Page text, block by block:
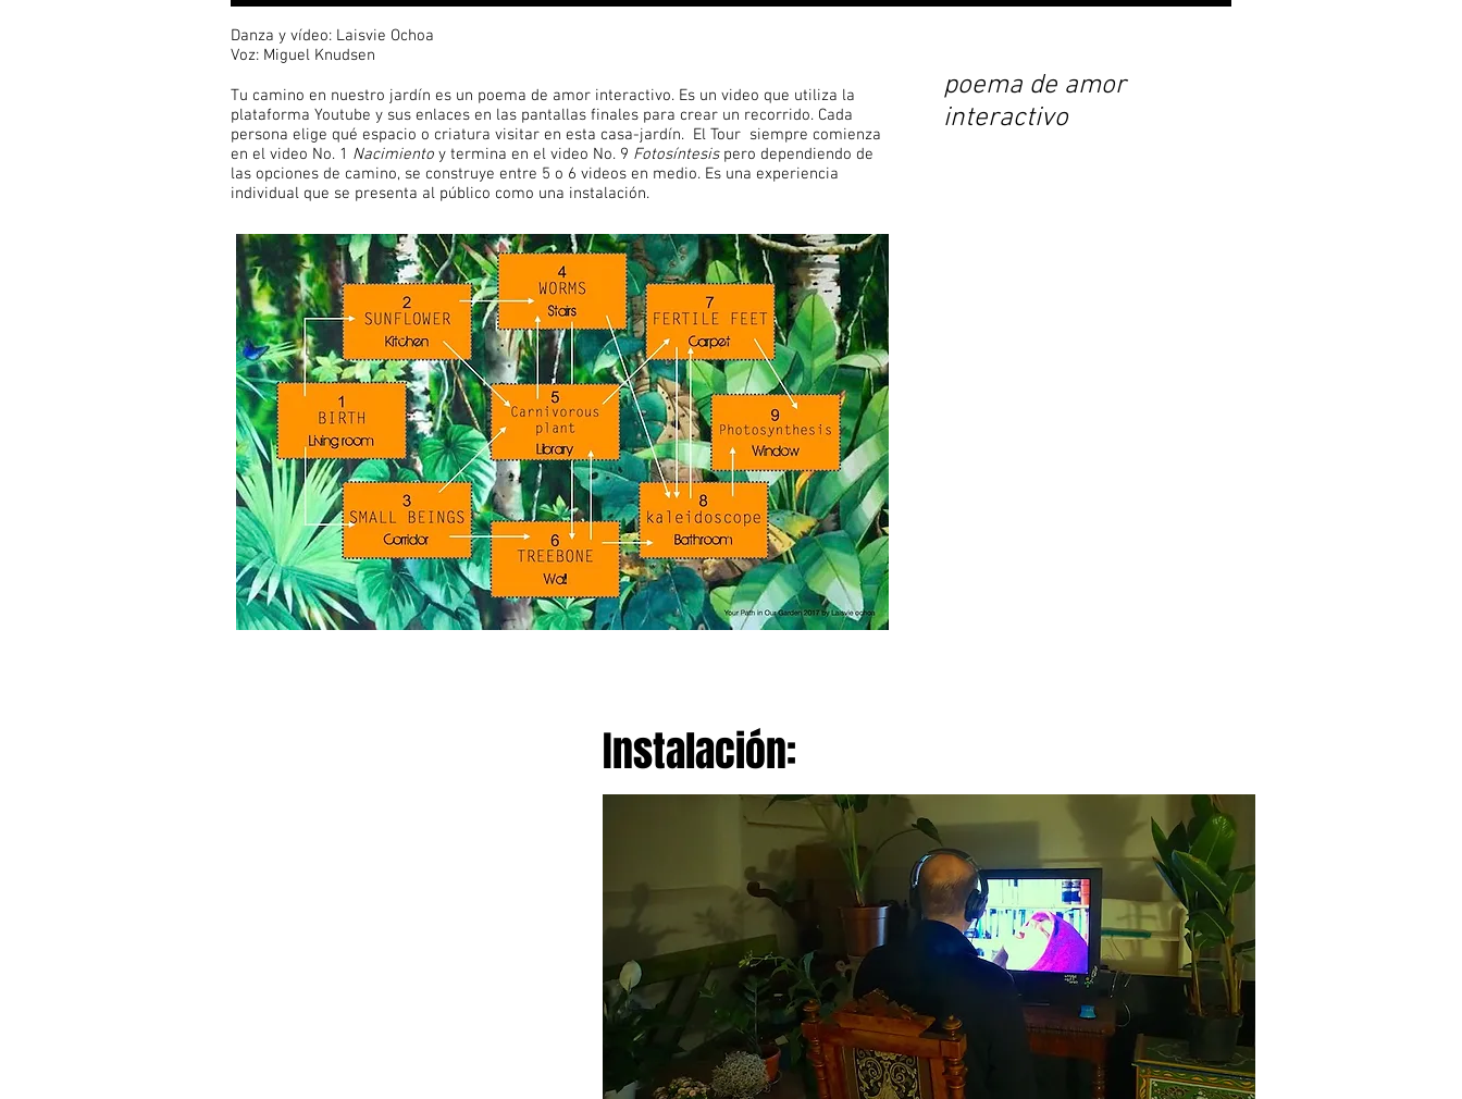
Danza y vídeo: Laisvie Ochoa
Voz: Miguel Knudsen
Tu camino en nuestro jardín es un poema de amor interactivo. Es un video que utiliza la
plataforma Youtube y sus enlaces en las pantallas finales para crear un recorrido. Cada
persona elige qué espacio o criatura visitar en esta casa-jardín. El Tour siempre comienza
en el video No. 1 Nacimiento y termina en el video No. 9 Fotosíntesispero dependiendo de
las opciones de camino, se construye entre 5 o 6 videos en medio. Es una experiencia
individual que se presenta al público como una instalación.
poema de amor
interactivo
Instalación: